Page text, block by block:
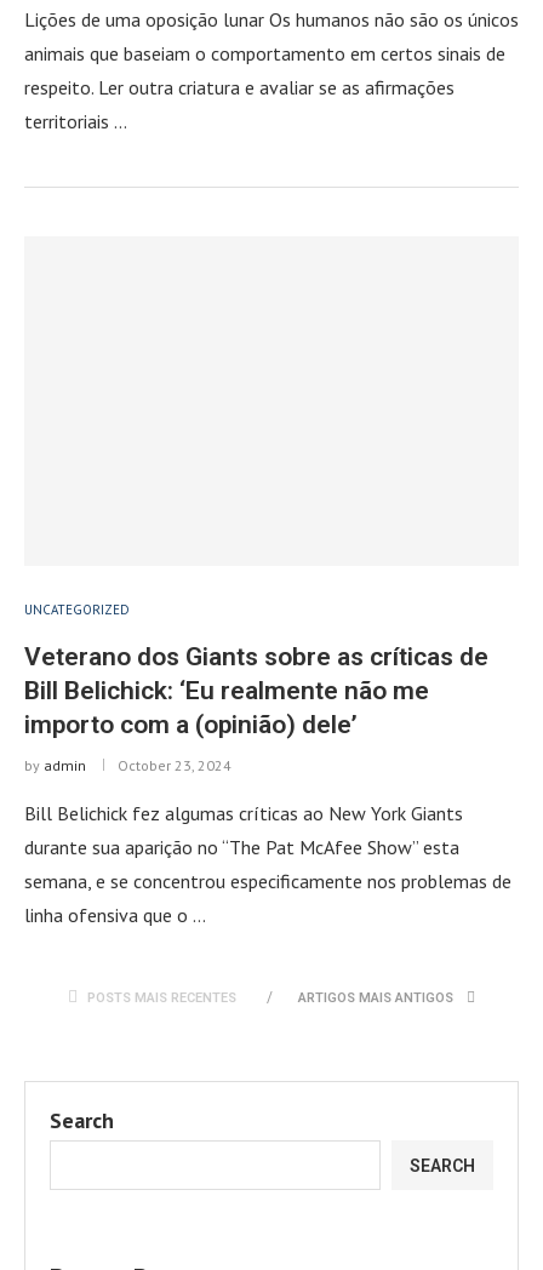
Lições de uma oposição lunar Os humanos não são os únicos
animais que baseiam o comportamento em certos sinais de
respeito. Ler outra criatura e avaliar se as afirmações
territoriais …
UNCATEGORIZED
Veterano dos Giants sobre as críticas de
Bill Belichick: ‘Eu realmente não me
importo com a (opinião) dele’
by admin October 23, 2024
Bill Belichick fez algumas críticas ao New York Giants
durante sua aparição no “The Pat McAfee Show” esta
semana, e se concentrou especificamente nos problemas de
linha ofensiva que o …
POSTS MAIS RECENTES ARTIGOS MAIS ANTIGOS
Search
SEARCH